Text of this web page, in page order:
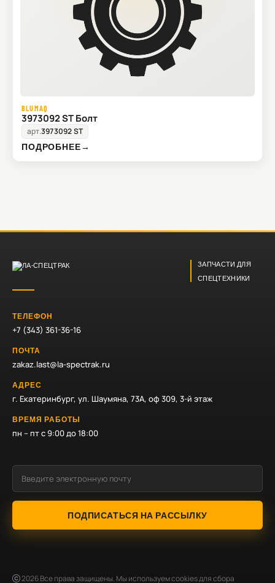
BLUMAQ
3973092 ST Болт
арт.3973092 ST
ПОДРОБНЕЕ→
ЗАПЧАСТИ ДЛЯ
СПЕЦТЕХНИКИ
ТЕЛЕФОН
+7 (343) 361-36-16
ПОЧТА
zakaz.last@la-spectrak.ru
АДРЕС
г. Екатеринбург, ул. Шаумяна, 73А, оф 309, 3-й этаж
ВРЕМЯ РАБОТЫ
пн – пт с 9:00 до 18:00
ПОДПИСАТЬСЯ НА РАССЫЛКУ
2026Все права защищены. Мы используем cookies для сбора